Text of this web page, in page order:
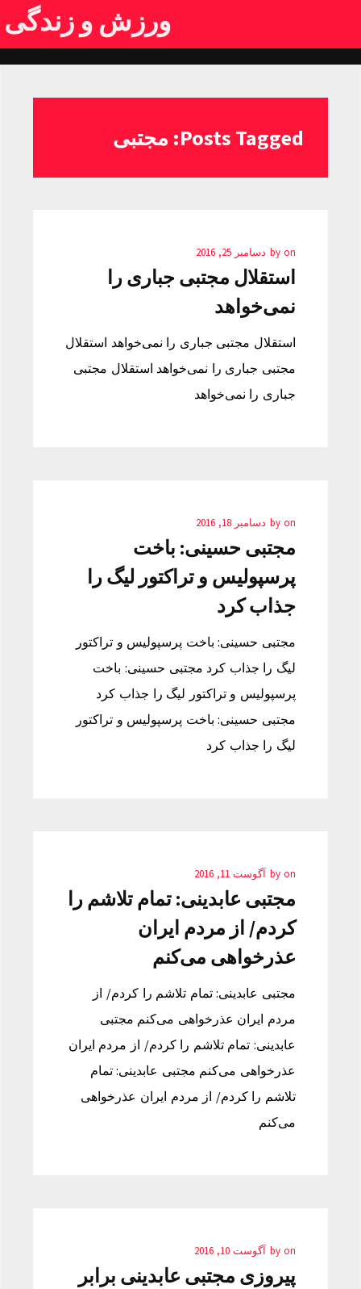
ورزش و زندگی
Posts Tagged: مجتبی
by on دسامبر 25, 2016
استقلال مجتبی جباری را
نمی‌خواهد
استقلال مجتبی جباری را نمی‌خواهد استقلال
مجتبی جباری را نمی‌خواهد استقلال مجتبی
جباری را نمی‌خواهد
by on دسامبر 18, 2016
مجتبی حسینی: باخت
پرسپولیس و تراکتور لیگ را
جذاب کرد
مجتبی حسینی: باخت پرسپولیس و تراکتور
لیگ را جذاب کرد مجتبی حسینی: باخت
پرسپولیس و تراکتور لیگ را جذاب کرد
مجتبی حسینی: باخت پرسپولیس و تراکتور
لیگ را جذاب کرد
by on آگوست 11, 2016
مجتبی عابدینی: تمام تلاشم را
کردم/ از مردم ایران
عذرخواهی می‌کنم
مجتبی عابدینی: تمام تلاشم را کردم/ از
مردم ایران عذرخواهی می‌کنم مجتبی
عابدینی: تمام تلاشم را کردم/ از مردم ایران
عذرخواهی می‌کنم مجتبی عابدینی: تمام
تلاشم را کردم/ از مردم ایران عذرخواهی
می‌کنم
by on آگوست 10, 2016
پیروزی مجتبی عابدینی برابر